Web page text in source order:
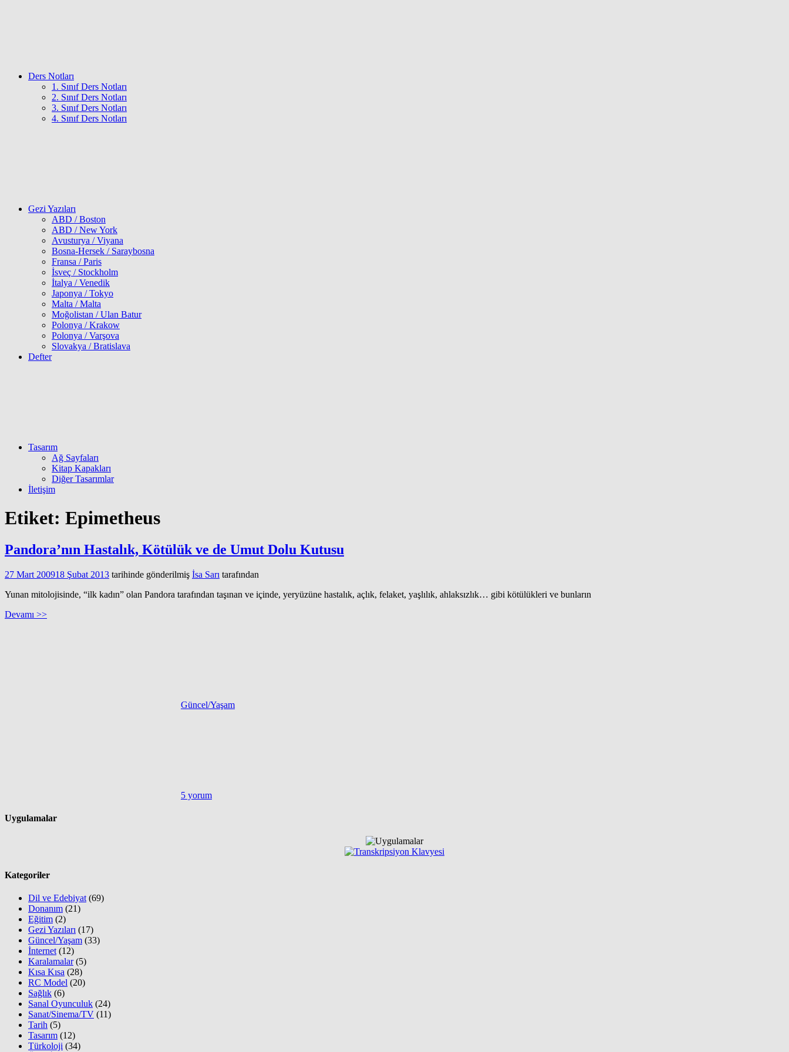
Ders Notları
1. Sınıf Ders Notları
2. Sınıf Ders Notları
3. Sınıf Ders Notları
4. Sınıf Ders Notları
Gezi Yazıları
ABD / Boston
ABD / New York
Avusturya / Viyana
Bosna-Hersek / Saraybosna
Fransa / Paris
İsveç / Stockholm
İtalya / Venedik
Japonya / Tokyo
Malta / Malta
Moğolistan / Ulan Batur
Polonya / Krakow
Polonya / Varşova
Slovakya / Bratislava
Defter
Tasarım
Ağ Sayfaları
Kitap Kapakları
Diğer Tasarımlar
İletişim
Etiket: Epimetheus
Pandora’nın Hastalık, Kötülük ve de Umut Dolu Kutusu
27 Mart 200918 Şubat 2013 tarihinde gönderilmiş İsa Sarı tarafından
Yunan mitolojisinde, “ilk kadın” olan Pandora tarafından taşınan ve içinde, yeryüzüne hastalık, açlık, felaket, yaşlılık, ahlaksızlık… gibi kötülükleri ve bunların
Devamı >>
Güncel/Yaşam
5 yorum
Uygulamalar
Kategoriler
Dil ve Edebiyat (69)
Donanım (21)
Eğitim (2)
Gezi Yazıları (17)
Güncel/Yaşam (33)
İnternet (12)
Karalamalar(5)
Kısa Kısa (28)
RC Model (20)
Sağlık (6)
Sanal Oyunculuk (24)
Sanat/Sinema/TV (11)
Tarih (5)
Tasarım (12)
Türkoloji (34)